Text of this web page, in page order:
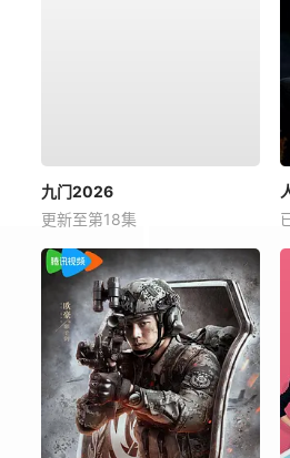
九门2026
更新至第18集